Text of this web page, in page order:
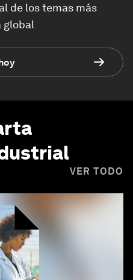
de los temas más
global
VER TODO